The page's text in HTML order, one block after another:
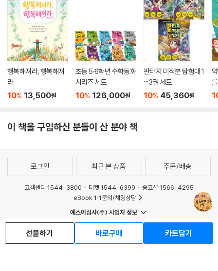
행복해져라, 행복해져
라
10% 13,500원
초등 5·6학년 수학동화
시리즈 세트
10% 126,000원
판타지 미적분 탐험대 1
~3권 세트
10% 45,360원
이 책을 구입하신 분들이 산 분야 책
선물하기 바로구매 카트담기
로그인 최근 본 상품 주문/배송
고객센터 1544-3800 티켓 1544-6399
중고샵 1566-4295
eBook 1:1문의/채팅상담
예스이십사(주) 사업자 정보
청소년보호정책
회사소개
거래처관계자께